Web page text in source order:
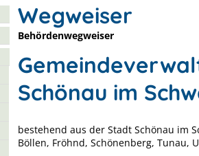
Wegweiser
Behördenwegweiser
Schönau im
bestehend aus der Stadt Schönau im
Böllen, Fröhnd, Schönenberg, Tunau,